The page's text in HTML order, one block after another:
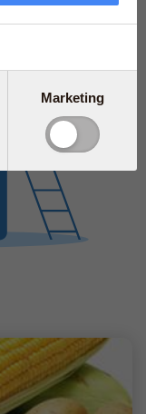
Marketing